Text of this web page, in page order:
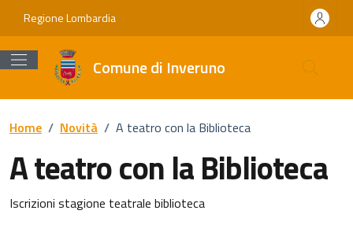
Vai ai contenuti
Vai al footer
Regione Lombardia
Comune di Inveruno
Home / Novità / A teatro con la Biblioteca
A teatro con la Biblioteca
Dettagli della notizia
Iscrizioni stagione teatrale biblioteca